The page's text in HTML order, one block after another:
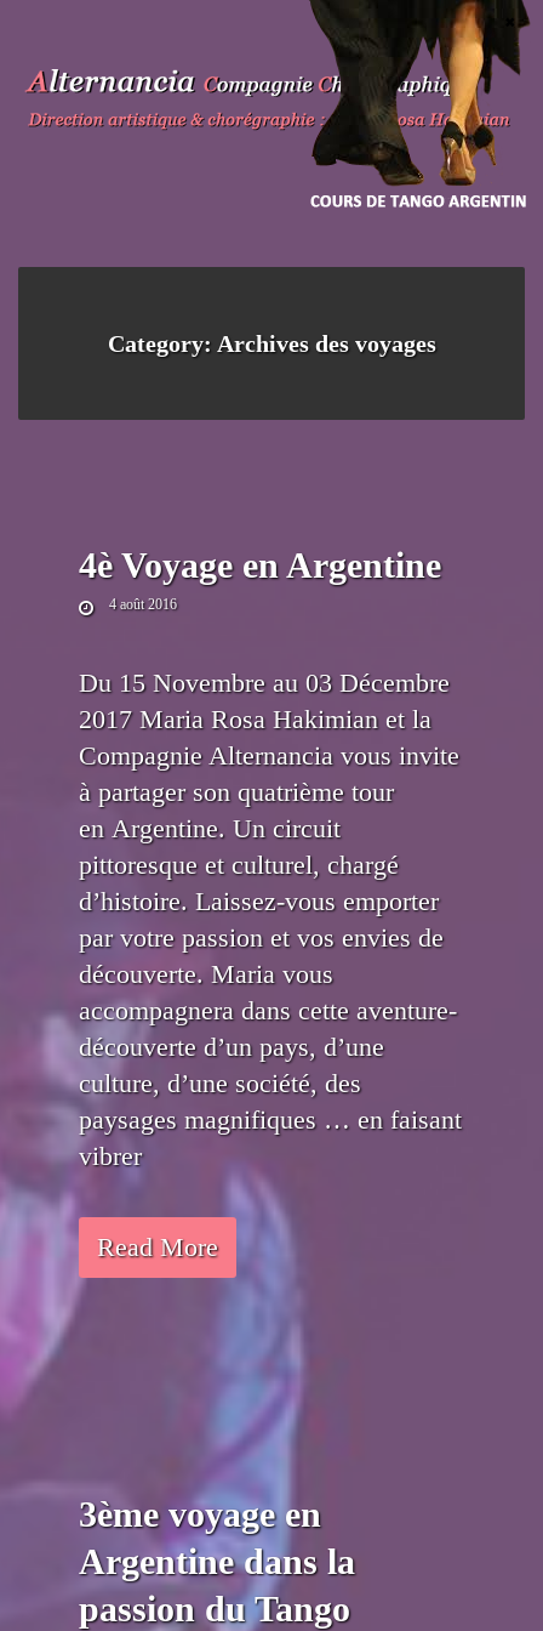
Category: Archives des voyages
4è Voyage en Argentine
4 août 2016
Du 15 Novembre au 03 Décembre
2017 Maria Rosa Hakimian et la
Compagnie Alternancia vous invite
à partager son quatrième tour
en Argentine. Un circuit
pittoresque et culturel, chargé
d’histoire. Laissez-vous emporter
par votre passion et vos envies de
découverte. Maria vous
accompagnera dans cette aventure-
découverte d’un pays, d’une
culture, d’une société, des
paysages magnifiques … en faisant
vibrer
Read More
3ème voyage en
Argentine dans la
passion du Tango